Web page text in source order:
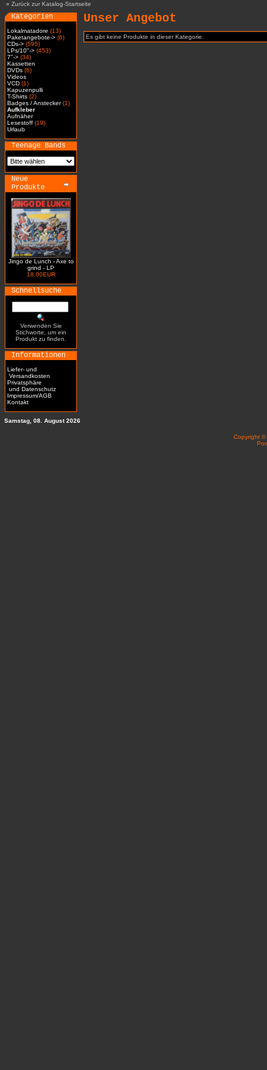
» Zurück zur Katalog-Startseite
Kategorien
Lokalmatadore (13)
Paketangebote-> (6)
CDs-> (595)
LPs/10"-> (453)
7"-> (34)
Kassetten
DVDs (6)
Videos
VCD (1)
Kapuzenpulli
T-Shirts (2)
Badges / Anstecker(1)
Aufkleber
Aufnäher
Lesestoff (19)
Urlaub
Teenage Bands
Neue
Produkte
Jingo de Lunch - Axe to
grind - LP
18.00EUR
Schnellsuche
Verwenden Sie
Stichworte, um ein
Produkt zu finden.
Informationen
Liefer- und
Versandkosten
Privatsphäre
und Datenschutz
Impressum/AGB
Kontakt
Unser Angebot
Es gibt keine Produkte in dieser Kategorie.
Samstag, 08. August 2026
Copyright